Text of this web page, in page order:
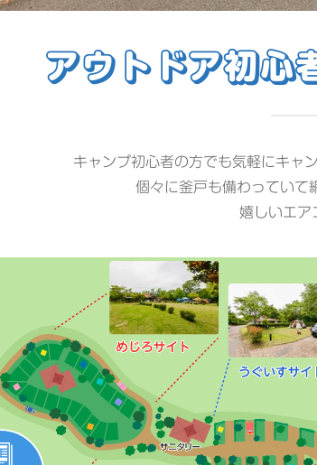
アウトドア初心
キャンプ初心者の方でも気軽にキャ
個々に釜戸も備わってい
嬉しいエア